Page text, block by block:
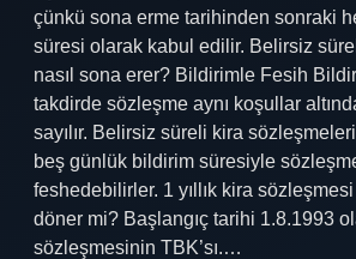
çünkü sona erme tarihinden sonraki
süresi olarak kabul edilir. Belirsiz
nasıl sona erer? Bildirimle Fesih
takdirde sözleşme aynı koşullar
sayılır. Belirsiz süreli kira
beş günlük bildirim süresiyle
feshedebilirler. 1 yıllık kira
döner mi? Başlangıç ​​tarihi 1.8.1993
sözleşmesinin TBK’sı.…